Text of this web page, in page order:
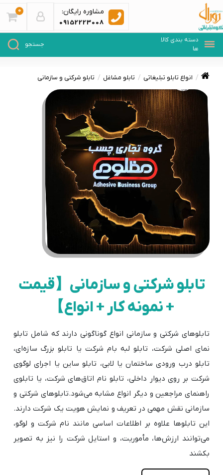
مشاوره رایگان:
09152223008
0
انواع تابلو تبلیغاتی تابلو مشاغل تابلو شرکتی و سازمانی
تابلو شرکتی و سازمانی【قیمت
+ نمونه کار + انواع】
تابلوهای شرکتی و سازمانی انواع گوناگونی دارند که شامل تابلو
نمای اصلی شرکت، تابلو لبه بام شرکت یا تابلو بزرگ سازه‌ای،
تابلو درب ورودی ساختمان یا لابی، تابلو ساین یا اجرای لوگوی
شرکت بر روی دیوار داخلی، تابلو نام اتاق‌های شرکت، یا تابلوی
راهنمای مراجعین و دیگر انواع مشابه می‌شود.تابلوهای شرکتی و
سازمانی نقش مهمی در تعریف و نمایش هویت یک شرکت دارند.
این تابلوها علاوه بر اطلاعات اساسی مانند نام شرکت و لوگو،
می‌توانند ارزش‌ها، مأموریت، و استایل شرکت را نیز به تصویر
بکشند